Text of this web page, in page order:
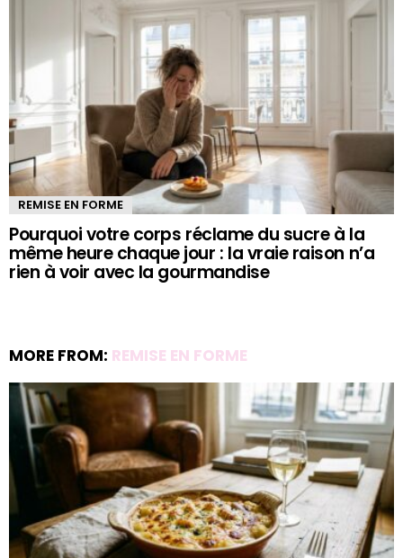
REMISE EN FORME
Pourquoi votre corps réclame du sucre à la
même heure chaque jour : la vraie raison n’a
rien à voir avec la gourmandise
MORE FROM: REMISE EN FORME